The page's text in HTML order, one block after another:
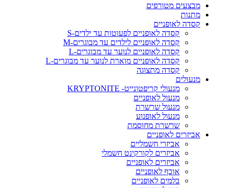
מבצעים מטורפים
מתנות
קסדה לאופניים
קסדה לאופניים לפעוטות עד ילדים-S
קסדה לאופניים לילדים עד מבוגרים-M
קסדה לאופניים לנוער עד מבוגרים-L
קסדה לאופניים מוארת לנוער עד מבוגרים-L
קסדה מתצוגה
מנעולים
מנעולי קריפטונייט- KRYPTONITE
מנעול לאופניים
מנעול שרשרת
מנעול לאופנוע
שרשרת מחוסמת
אביזרים לאופניים
אביזרי חשמליים
אביזרים לקורקינט חשמלי
אביזרים לאופניים
אוכף לאופניים
בלמים לאופניים